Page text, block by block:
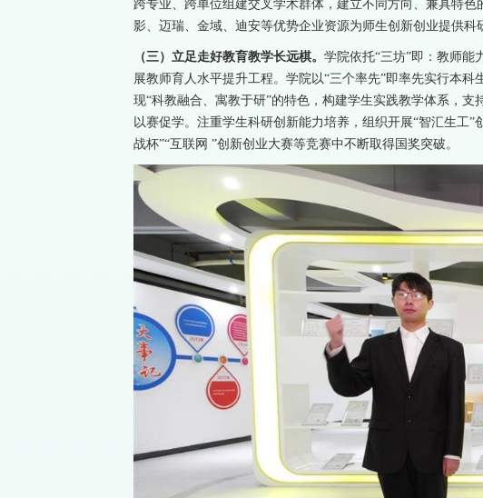
跨专业、跨单位组建交叉学术群体，建立不同方向、兼具特
影、迈瑞、金域、迪安等优势企业资源为师生创新创业提供科
（三）立足走好教育教学长远棋。 学院依托“三坊”即：教师能
展教师育人水平提升工程。学院以“三个率先”即率先实行本
现“科教融合、寓教于研”的特色，构建学生实践教学体系，支
以赛促学。注重学生科研创新能力培养，组织开展“智汇生工
战杯”“互联网 ”创新创业大赛等竞赛中不断取得国奖突破。